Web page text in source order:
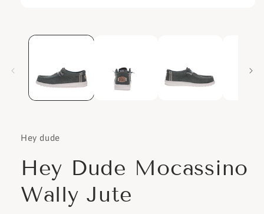
Hey dude
Hey Dude Mocassino
Wally Jute